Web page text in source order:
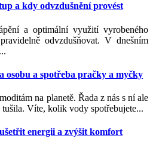
a kdy odvzdušnění provést
a optimální využití vyrobeného
odvzdušňovat. V dnešním
osobu a spotřeba pračky a myčky
na planetě. Řada z nás s ní ale
Víte, kolik vody spotřebujete...
energii a zvýšit komfort